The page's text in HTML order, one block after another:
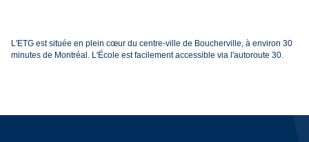
L'ETG est située en plein cœur du centre-ville de Boucherville, à environ 30
minutes de Montréal. L'École est facilement accessible via l'autoroute 30.